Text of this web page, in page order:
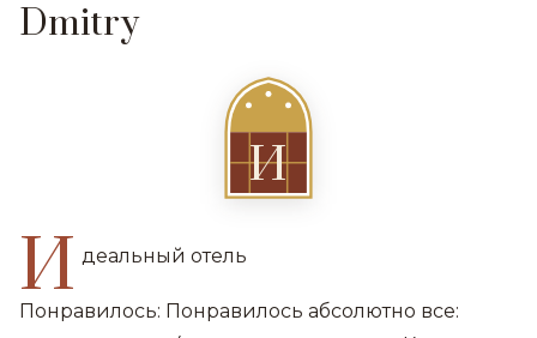
Dmitry
И
И деальный отель
Понравилось: Понравилось абсолютно все: